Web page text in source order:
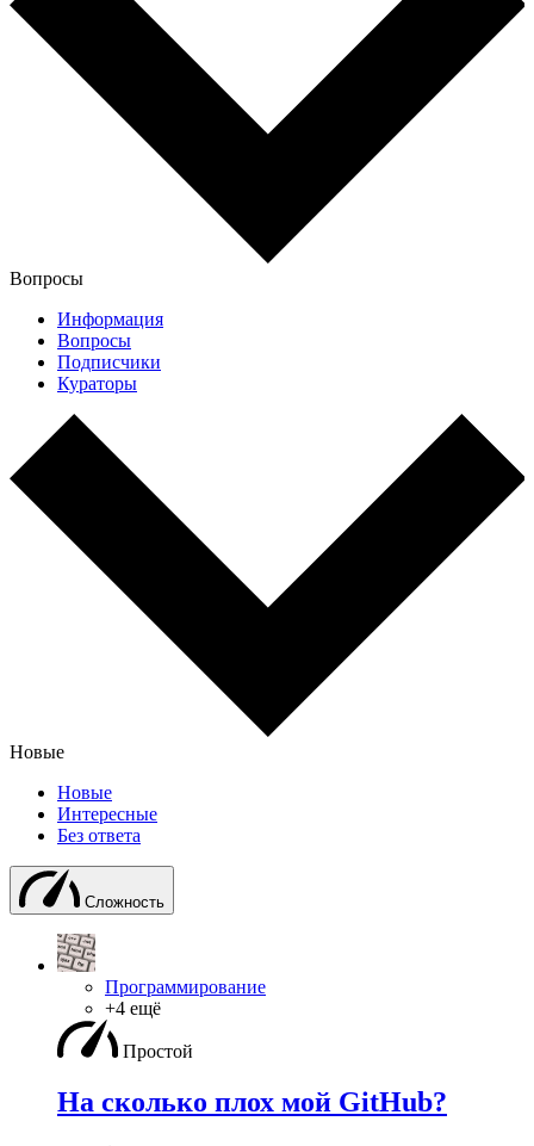
Вопросы
Информация
Вопросы
Подписчики
Кураторы
Новые
Новые
Интересные
Без ответа
Сложность
Программирование
+4 ещё
Простой
На сколько плох мой GitHub?